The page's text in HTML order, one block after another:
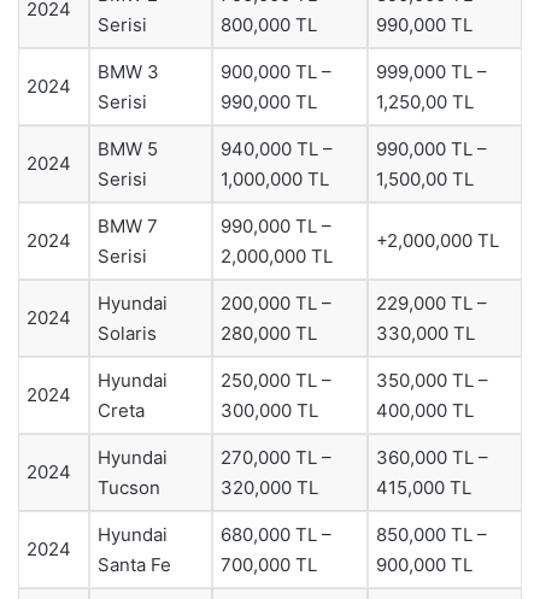
2024
Serisi
800,000 TL
990,000 TL
2024
BMW 3
Serisi
900,000 TL –
990,000 TL
999,000 TL –
1,250,00 TL
2024
BMW 5
Serisi
940,000 TL –
1,000,000 TL
990,000 TL –
1,500,00 TL
2024
BMW 7
Serisi
990,000 TL –
2,000,000 TL
+2,000,000 TL
2024
Hyundai
Solaris
200,000 TL –
280,000 TL
229,000 TL –
330,000 TL
2024
Hyundai
Creta
250,000 TL –
300,000 TL
350,000 TL –
400,000 TL
2024
Hyundai
Tucson
270,000 TL –
320,000 TL
360,000 TL –
415,000 TL
2024
Hyundai
Santa Fe
680,000 TL –
700,000 TL
850,000 TL –
900,000 TL